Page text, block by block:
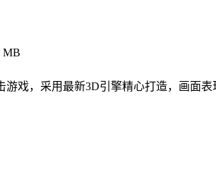
MB
戏，采用最新3D引擎精心打造，画面